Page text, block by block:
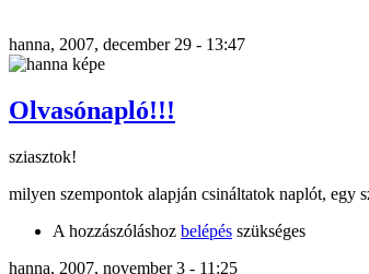
hanna, 2007, december 29 - 13:47
Olvasónapló!!!
sziasztok!
milyen szempontok alapján csináltatok naplót, egy
A hozzászóláshoz belépés szükséges
hanna, 2007, november 3 - 11:25